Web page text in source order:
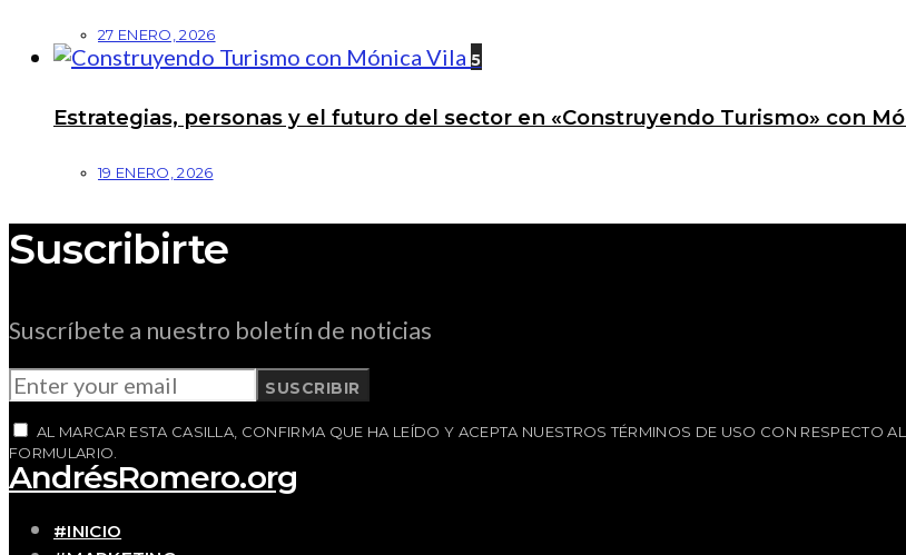
27 ENERO, 2026
5
Estrategias, personas y el futuro del sector en «Construyendo Turismo» con
19 ENERO, 2026
Suscribirte
Suscríbete a nuestro boletín de noticias
SUSCRIBIR
AL MARCAR ESTA CASILLA, CONFIRMA QUE HA LEÍDO Y ACEPTA NUESTROS TÉRMINOS DE USO CON RESPECTO
FORMULARIO.
AndrésRomero.org
#INICIO